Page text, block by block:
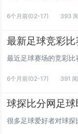
6个月前(02-17) 393
最新足球竞彩
6个月前(02-17) 391